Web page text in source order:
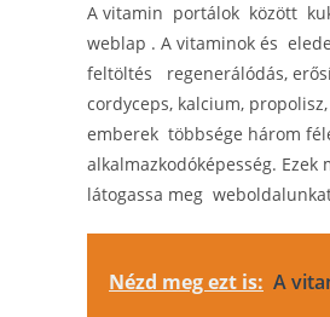
A vitamin portálok között
weblap . A vitaminok és
feltöltés regenerálódás,
cordyceps, kalcium,
emberek többsége három
alkalmazkodóképesség.
látogassa meg
Nézd meg ezt is: A